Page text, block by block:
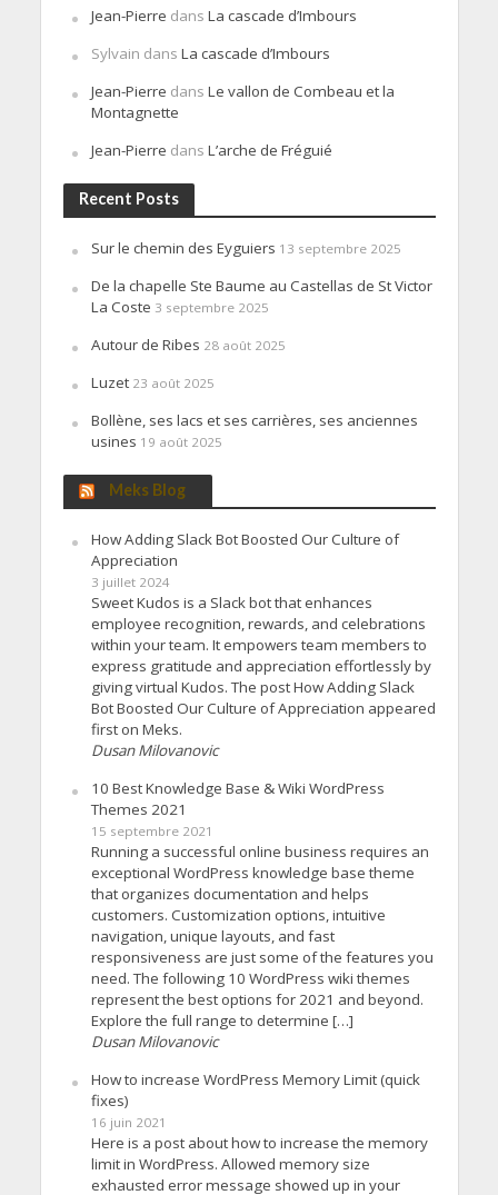
Jean-Pierre dans La cascade d’Imbours
Sylvain dans La cascade d’Imbours
Jean-Pierre dans Le vallon de Combeau et la
Montagnette
Jean-Pierre dans L’arche de Fréguié
Recent Posts
Sur le chemin des Eyguiers 13 septembre 2025
De la chapelle Ste Baume au Castellas de St Victor
La Coste 3 septembre 2025
Autour de Ribes 28 août 2025
Luzet 23 août 2025
Bollène, ses lacs et ses carrières, ses anciennes
usines 19 août 2025
Meks Blog
How Adding Slack Bot Boosted Our Culture of
Appreciation
3 juillet 2024
Sweet Kudos is a Slack bot that enhances
employee recognition, rewards, and celebrations
within your team. It empowers team members to
express gratitude and appreciation effortlessly by
giving virtual Kudos. The post How Adding Slack
Bot Boosted Our Culture of Appreciation appeared
first on Meks.
Dusan Milovanovic
10 Best Knowledge Base & Wiki WordPress
Themes 2021
15 septembre 2021
Running a successful online business requires an
exceptional WordPress knowledge base theme
that organizes documentation and helps
customers. Customization options, intuitive
navigation, unique layouts, and fast
responsiveness are just some of the features you
need. The following 10 WordPress wiki themes
represent the best options for 2021 and beyond.
Explore the full range to determine […]
Dusan Milovanovic
How to increase WordPress Memory Limit (quick
fixes)
16 juin 2021
Here is a post about how to increase the memory
limit in WordPress. Allowed memory size
exhausted error message showed up in your